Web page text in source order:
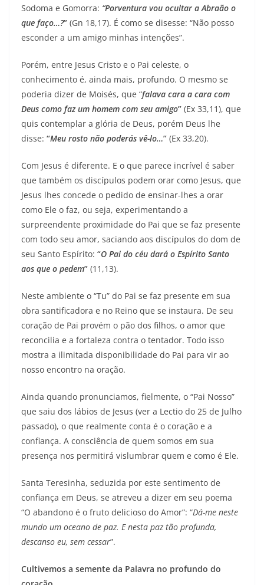
Sodoma e Gomorra: “Porventura vou ocultar a Abraão o
que faço…?” (Gn 18,17). É como se disesse: “Não posso
esconder a um amigo minhas intenções”.
Porém, entre Jesus Cristo e o Pai celeste, o
conhecimento é, ainda mais, profundo. O mesmo se
poderia dizer de Moisés, que “falava cara a cara com
Deus como faz um homem com seu amigo” (Ex 33,11), que
quis contemplar a glória de Deus, porém Deus lhe
disse: “Meu rosto não poderás vê-lo…” (Ex 33,20).
Com Jesus é diferente. E o que parece incrível é saber
que também os discípulos podem orar como Jesus, que
Jesus lhes concede o pedido de ensinar-lhes a orar
como Ele o faz, ou seja, experimentando a
surpreendente proximidade do Pai que se faz presente
com todo seu amor, saciando aos discípulos do dom de
seu Santo Espírito: “O Pai do céu dará o Espírito Santo
aos que o pedem” (11,13).
Neste ambiente o “Tu” do Pai se faz presente em sua
obra santificadora e no Reino que se instaura. De seu
coração de Pai provém o pão dos filhos, o amor que
reconcilia e a fortaleza contra o tentador. Todo isso
mostra a ilimitada disponibilidade do Pai para vir ao
nosso encontro na oração.
Ainda quando pronunciamos, fielmente, o “Pai Nosso”
que saiu dos lábios de Jesus (ver a Lectio do 25 de Julho
passado), o que realmente conta é o coração e a
confiança. A consciência de quem somos em sua
presença nos permitirá vislumbrar quem e como é Ele.
Santa Teresinha, seduzida por este sentimento de
confiança em Deus, se atreveu a dizer em seu poema
“O abandono é o fruto delicioso do Amor”: “Dá-me neste
mundo um oceano de paz. E nesta paz tão profunda,
descanso eu, sem cessar”.
Cultivemos a semente da Palavra no profundo do